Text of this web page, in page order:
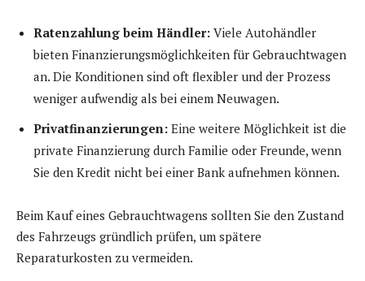
Ratenzahlung beim Händler: Viele Autohändler
bieten Finanzierungsmöglichkeiten für Gebrauchtwagen
an. Die Konditionen sind oft flexibler und der Prozess
weniger aufwendig als bei einem Neuwagen.
Privatfinanzierungen: Eine weitere Möglichkeit ist die
private Finanzierung durch Familie oder Freunde, wenn
Sie den Kredit nicht bei einer Bank aufnehmen können.
Beim Kauf eines Gebrauchtwagens sollten Sie den Zustand
des Fahrzeugs gründlich prüfen, um spätere
Reparaturkosten zu vermeiden.